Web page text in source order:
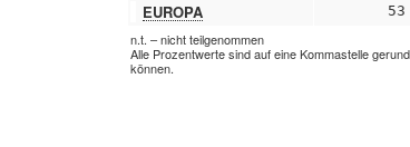
EUROPA 53
n.t. – nicht teilgenommen
Alle Prozentwerte sind auf eine Kommastelle
können.